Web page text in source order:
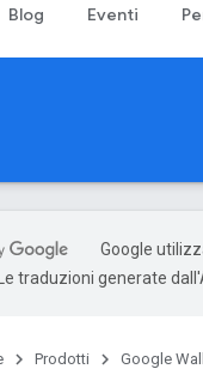
Blog Eventi
Google
traduzioni generate
Prodotti Google